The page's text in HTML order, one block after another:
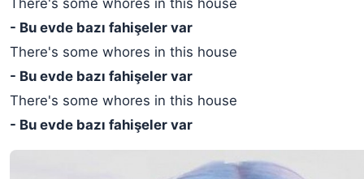
There's some whores in this house
- Bu evde bazı fahişeler var
There's some whores in this house
- Bu evde bazı fahişeler var
There's some whores in this house
- Bu evde bazı fahişeler var